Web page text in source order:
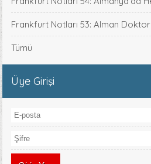
Frankfurt Notları 53: Alman
Tümü
Üye Girişi